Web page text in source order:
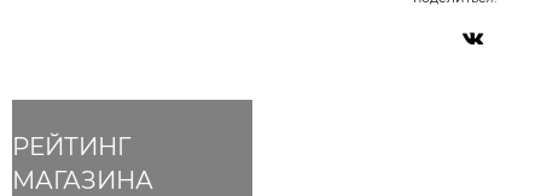
РЕЙТИНГ
МАГАЗИНА